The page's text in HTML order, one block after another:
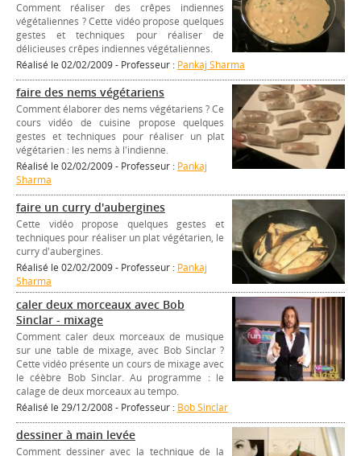
Comment réaliser des crêpes indiennes
végétaliennes ? Cette vidéo propose quelques
gestes et techniques pour réaliser de
délicieuses crêpes indiennes végétaliennes.
Réalisé le 02/02/2009 - Professeur : Pankaj Sharma
faire des nems végétariens
Comment élaborer des nems végétariens ? Ce
cours vidéo de cuisine propose quelques
gestes et techniques pour réaliser un plat
végétarien : les nems à l'indienne.
Réalisé le 02/02/2009 - Professeur : Pankaj
Sharma
faire un curry d'aubergines
Cette vidéo propose quelques gestes et
techniques pour réaliser un plat végétarien, le
curry d'aubergines.
Réalisé le 02/02/2009 - Professeur : Pankaj
Sharma
caler deux morceaux avec Bob
Sinclar - mixage
Comment caler deux morceaux de musique
sur une table de mixage, avec Bob Sinclar ?
Cette vidéo présente un cours de mixage avec
le céèbre Bob Sinclar. Au programme : le
calage de deux morceaux au tempo.
Réalisé le 29/12/2008 - Professeur : Bob Sinclar
dessiner à main levée
Comment dessiner avec la technique de la